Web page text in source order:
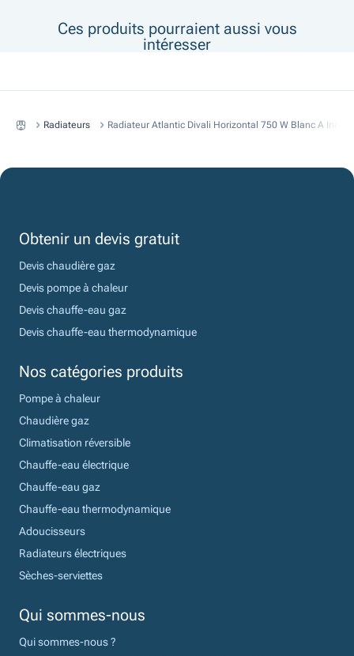
Ces produits pourraient aussi vous
intéresser
Radiateurs Radiateur Atlantic Divali Horizontal 750 W Blanc A
Obtenir un devis gratuit
Devis chaudière gaz
Devis pompe à chaleur
Devis chauffe-eau gaz
Devis chauffe-eau thermodynamique
Nos catégories produits
Pompe à chaleur
Chaudière gaz
Climatisation réversible
Chauffe-eau électrique
Chauffe-eau gaz
Chauffe-eau thermodynamique
Adoucisseurs
Radiateurs électriques
Sèches-serviettes
Qui sommes-nous
Qui sommes-nous ?